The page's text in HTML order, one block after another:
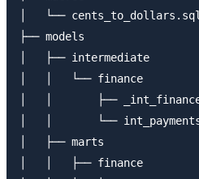
│   └── cents_to_dollars.sql
├── models
│   ├── intermediate
│   │   └── finance
│   │       ├──
│   │       └──
│   ├── marts
│   │   ├── finance